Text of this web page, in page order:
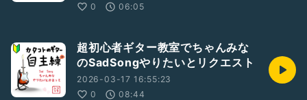
0
06:05
超初心者ギター教室でちゃんみな
のSadSongやりたいとリクエスト
2026-03-17 16:55:23
0
08:44